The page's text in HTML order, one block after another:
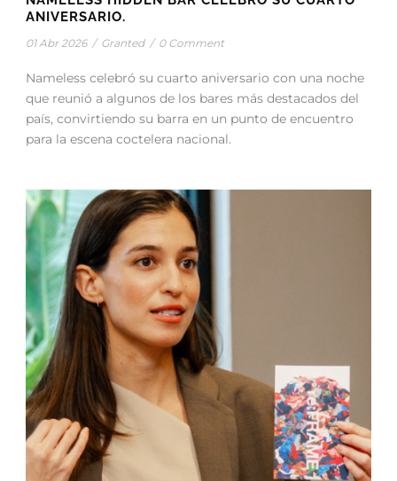
ANIVERSARIO.
01 Abr 2026 / Granted / 0 Comment
Nameless celebró su cuarto aniversario con una noche
que reunió a algunos de los bares más destacados del
país, convirtiendo su barra en un punto de encuentro
para la escena coctelera nacional.